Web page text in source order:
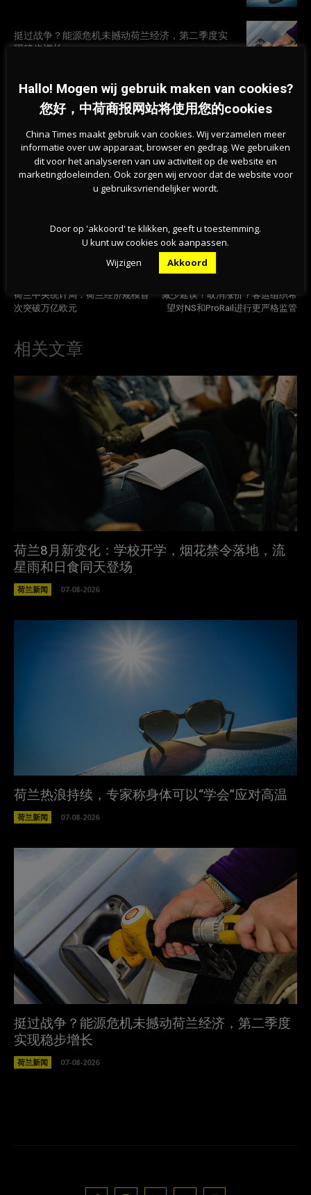
挺过战争？能源危机未撼动荷兰经济，第二季度实
现稳步增长
旱情持续加剧，莱茵河洛比特水位创新低，荷兰拒
绝全国统一行动
07-08-2026
荷兰中央统计局：荷兰经济规模首
次突破万亿欧元
减少延误！取消涨价？客运组织希
望对NS和ProRail进行更严格监管
相关文章
荷兰8月新变化：学校开学，烟花禁令落地，流
星雨和日食同天登场
荷兰新闻 07-08-2026
荷兰热浪持续，专家称身体可以“学会”应对高温
荷兰新闻 07-08-2026
挺过战争？能源危机未撼动荷兰经济，第二季度
实现稳步增长
荷兰新闻 07-08-2026
Hallo! Mogen wij gebruik maken van cookies?
您好，中荷商报网站将使用您的cookies
China Times maakt gebruik van cookies. Wij verzamelen meer
informatie over uw apparaat, browser en gedrag. We gebruiken
dit voor het analyseren van uw activiteit op de website en
marketingdoeleinden. Ook zorgen wij ervoor dat de website voor
u gebruiksvriendelijker wordt.
Door op 'akkoord' te klikken, geeft u toestemming.
U kunt uw cookies ook aanpassen.
Wijzigen
Akkoord